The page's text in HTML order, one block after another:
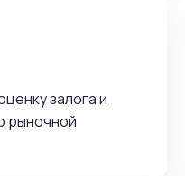
залога и
рыночной